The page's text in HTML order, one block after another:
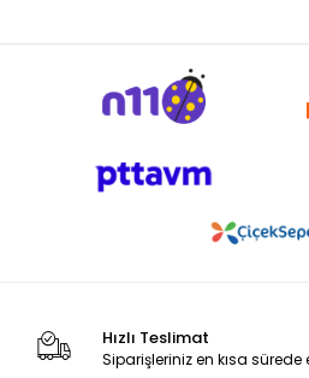
Hızlı Teslimat
Siparişleriniz en kısa sürede